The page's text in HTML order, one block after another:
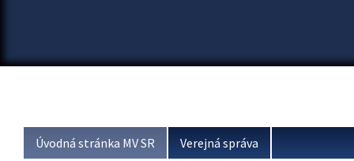
Úvodná stránka MV SR Verejná správa